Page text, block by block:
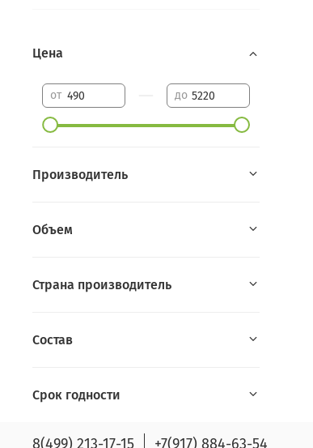
Цена
от до
Производитель
Объем
Страна производитель
Состав
Срок годности
8(499) 213-17-15 +7(917) 884-63-54